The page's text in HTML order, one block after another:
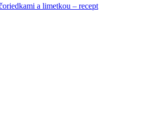
a limetkou – recept